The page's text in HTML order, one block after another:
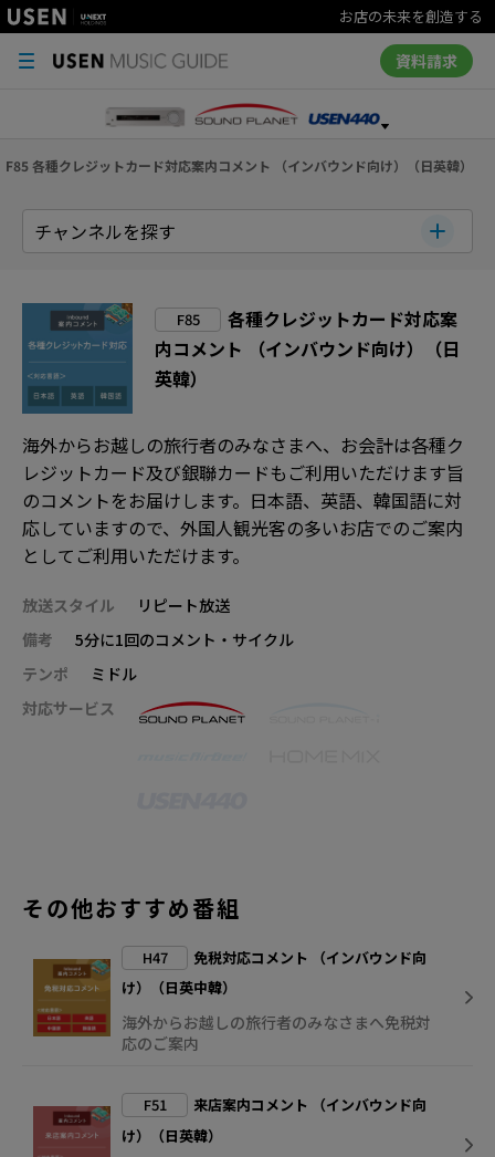
お店の未来を創造する
資料請求
F85 各種クレジットカード対応案内コメント （インバウンド向け）（日英韓）
チャンネルを探す
F85
各種クレジットカード対応案
内コメント （インバウンド向け）（日
英韓）
海外からお越しの旅行者のみなさまへ、お会計は各種ク
レジットカード及び銀聯カードもご利用いただけます旨
のコメントをお届けします。日本語、英語、韓国語に対
応していますので、外国人観光客の多いお店でのご案内
としてご利用いただけます。
放送スタイル
リピート放送
備考
5分に1回のコメント・サイクル
テンポ
ミドル
対応サービス
その他おすすめ番組
H47
免税対応コメント （インバウンド向
け）（日英中韓）
海外からお越しの旅行者のみなさまへ免税対
応のご案内
F51
来店案内コメント （インバウンド向
け）（日英韓）